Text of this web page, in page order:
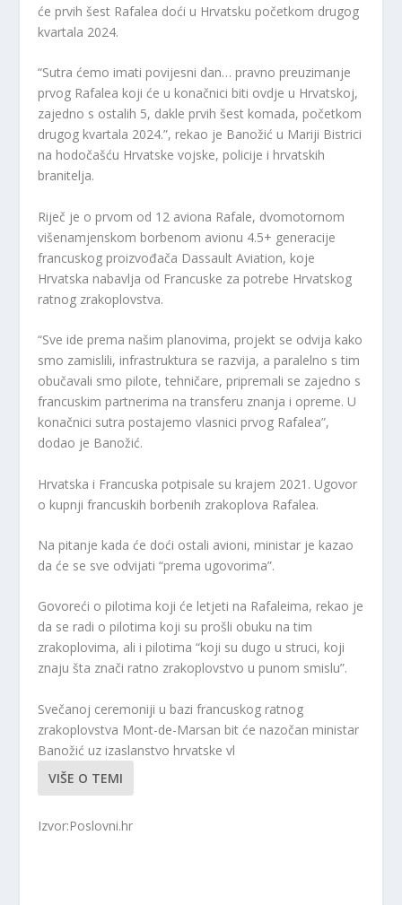
će prvih šest Rafalea doći u Hrvatsku početkom drugog
kvartala 2024.
“Sutra ćemo imati povijesni dan… pravno preuzimanje
prvog Rafalea koji će u konačnici biti ovdje u Hrvatskoj,
zajedno s ostalih 5, dakle prvih šest komada, početkom
drugog kvartala 2024.”, rekao je Banožić u Mariji Bistrici
na hodočašću Hrvatske vojske, policije i hrvatskih
branitelja.
Riječ je o prvom od 12 aviona Rafale, dvomotornom
višenamjenskom borbenom avionu 4.5+ generacije
francuskog proizvođača Dassault Aviation, koje
Hrvatska nabavlja od Francuske za potrebe Hrvatskog
ratnog zrakoplovstva.
“Sve ide prema našim planovima, projekt se odvija kako
smo zamislili, infrastruktura se razvija, a paralelno s tim
obučavali smo pilote, tehničare, pripremali se zajedno s
francuskim partnerima na transferu znanja i opreme. U
konačnici sutra postajemo vlasnici prvog Rafalea”,
dodao je Banožić.
Hrvatska i Francuska potpisale su krajem 2021. Ugovor
o kupnji francuskih borbenih zrakoplova Rafalea.
Na pitanje kada će doći ostali avioni, ministar je kazao
da će se sve odvijati “prema ugovorima”.
Govoreći o pilotima koji će letjeti na Rafaleima, rekao je
da se radi o pilotima koji su prošli obuku na tim
zrakoplovima, ali i pilotima “koji su dugo u struci, koji
znaju šta znači ratno zrakoplovstvo u punom smislu”.
Svečanoj ceremoniji u bazi francuskog ratnog
zrakoplovstva Mont-de-Marsan bit će nazočan ministar
Banožić uz izaslanstvo hrvatske vl
VIŠE O TEMI
Izvor:Poslovni.hr